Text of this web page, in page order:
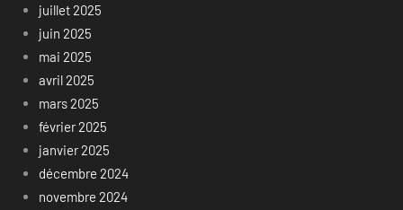
juillet 2025
juin 2025
mai 2025
avril 2025
mars 2025
février 2025
janvier 2025
décembre 2024
novembre 2024